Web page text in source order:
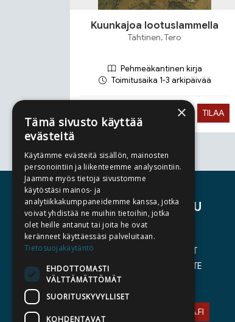
Kuunkajoa lootuslammella
Tähtinen, Tero
Pehmeäkantinen kirja
Toimitusaika 1-3 arkipäivää
TILAA
Tuoteluettelon loppu
ASIAKASPALVELU
YHTEYSTIEDOT
YLEISET TOIMITUSEHDOT
SAAVUTETTAVUUSSELOSTE
TIETOSUOJASELOSTE
ASIAKASPALVELU@STORIA.FI
×
Tämä sivusto käyttää
evästeitä
Käytämme evästeitä sisällön, mainosten
personointiin ja liikenteemme analysointiin.
Jaamme myös tietoja sivustomme
käytöstäsi mainos- ja
analytiikkakumppaneidemme kanssa, jotka
voivat yhdistää ne muihin tietoihin, jotka
olet heille antanut tai joita he ovat
keränneet käyttäessäsi palveluitaan.
Tietosuojakäytäntö
EHDOTTOMASTI
VÄLTTÄMÄTTÖMÄT
SUORITUSKYVYLLISET
KOHDENTAVAT